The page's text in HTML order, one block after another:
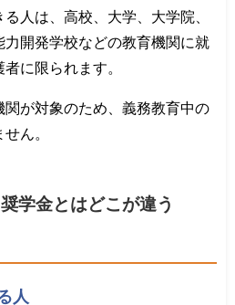
人は、高校、大学、大学院、
開発学校などの教育機関に就
に限られます。
が対象のため、義務教育中の
ん。
学金とはどこが違う
人